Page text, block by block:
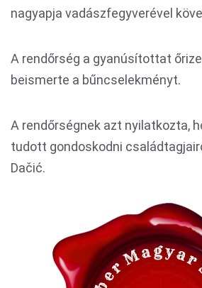
nagyapja vadászfegyverével
A rendőrség a gyanúsítottat
beismerte a bűncselekményt.
A rendőrségnek azt nyilatkozta,
tudott gondoskodni
Dačić.